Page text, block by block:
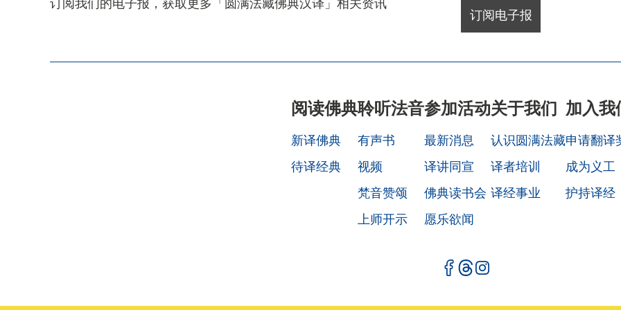
订阅我们的电子报，获取更多「圆满法藏佛典汉译」相关资讯
阅读佛典
新译佛典
待译经典
聆听法音
有声书
视频
梵音赞颂
上师开示
参加活动
最新消息
译讲同宣
佛典读书会
愿乐欲闻
关于我们
认识圆满法藏
译者培训
译经事业
加入我
申请翻译
成为义工
护持译经